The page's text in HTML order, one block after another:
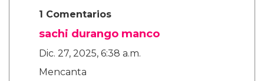
mundo real — son niños.”
On Swift Horses es una de las películas queer
más anticipadas que se lanzarán en 2025.